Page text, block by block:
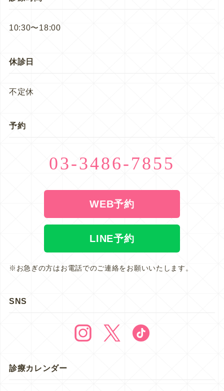
10:30〜18:00
休診日
不定休
予約
03-3486-7855
WEB予約
LINE予約
※お急ぎの方はお電話でのご連絡をお願いいたします。
SNS
診療カレンダー